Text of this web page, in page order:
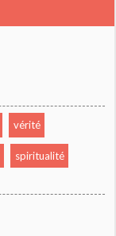
vérité
spiritualité